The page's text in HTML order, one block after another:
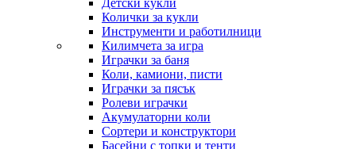
Детски кукли
Колички за кукли
Инструменти и работилници
Килимчета за игра
Играчки за баня
Коли, камиони, писти
Играчки за пясък
Ролеви играчки
Акумулаторни коли
Сортери и конструктори
Басейни с топки и тенти